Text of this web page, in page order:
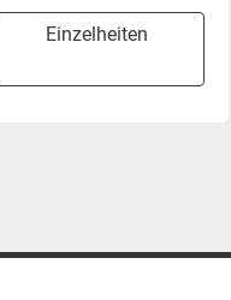
Einzelheiten